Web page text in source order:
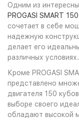
Одним из
PROGASI SMART
сочетает в себе
надежную
делает его
различных условиях.
Кроме PROGASI
представлено
двигателя 150
выборе своего
обладают высокой